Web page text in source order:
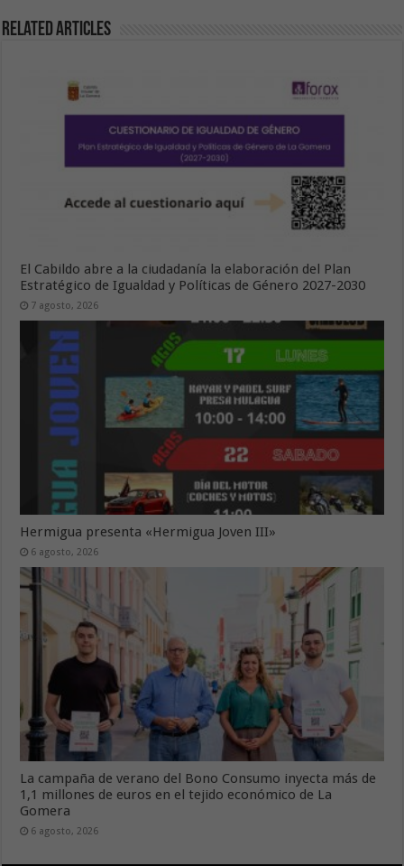
Related Articles
El Cabildo abre a la ciudadanía la elaboración del Plan
Estratégico de Igualdad y Políticas de Género 2027-2030
7 agosto, 2026
Hermigua presenta «Hermigua Joven III»
6 agosto, 2026
La campaña de verano del Bono Consumo inyecta más de
1,1 millones de euros en el tejido económico de La
Gomera
6 agosto, 2026